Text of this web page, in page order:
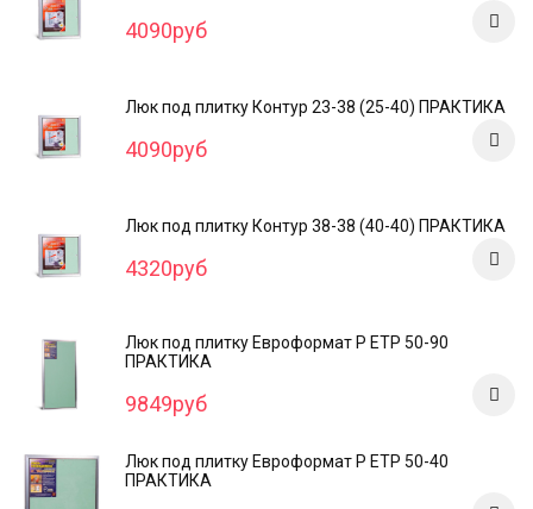
4090руб
Люк под плитку Контур 23-38 (25-40) ПРАКТИКА
4090руб
Люк под плитку Контур 38-38 (40-40) ПРАКТИКА
4320руб
Люк под плитку Евроформат Р ЕТР 50-90
ПРАКТИКА
9849руб
Люк под плитку Евроформат Р ЕТР 50-40
ПРАКТИКА